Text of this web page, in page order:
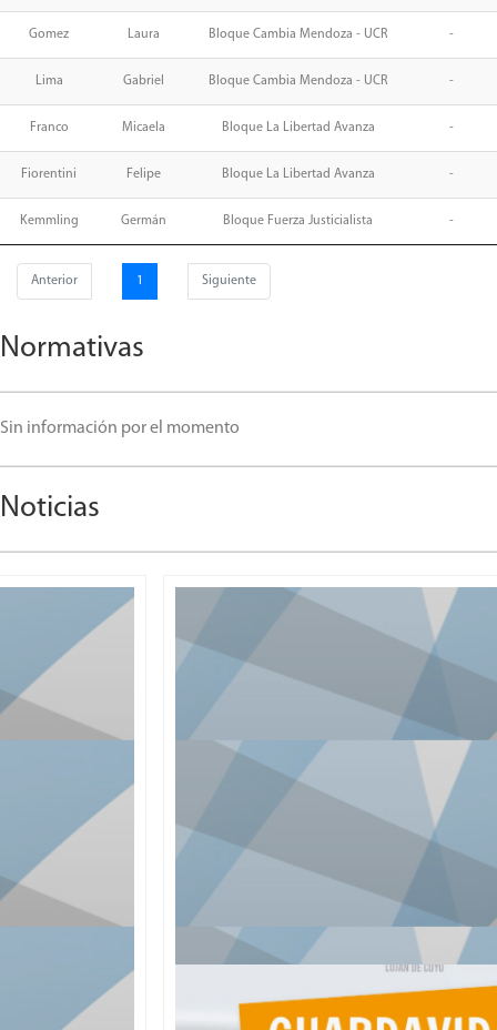
Gomez Laura Bloque Cambia Mendoza - UCR -
Lima Gabriel Bloque Cambia Mendoza - UCR -
Franco Micaela Bloque La Libertad Avanza -
Fiorentini Felipe Bloque La Libertad Avanza -
Kemmling Germán Bloque Fuerza Justicialista -
Anterior 1 Siguiente
Normativas
Sin información por el momento
Noticias